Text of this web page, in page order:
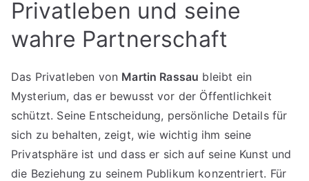
Privatleben und seine
wahre Partnerschaft
Das Privatleben von Martin Rassau bleibt ein
Mysterium, das er bewusst vor der Öffentlichkeit
schützt. Seine Entscheidung, persönliche Details für
sich zu behalten, zeigt, wie wichtig ihm seine
Privatsphäre ist und dass er sich auf seine Kunst und
die Beziehung zu seinem Publikum konzentriert. Für